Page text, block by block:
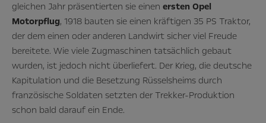
gleichen Jahr präsentierten sie einen ersten Opel
Motorpflug, 1918 bauten sie einen kräftigen 35 PS Traktor,
der dem einen oder anderen Landwirt sicher viel Freude
bereitete. Wie viele Zugmaschinen tatsächlich gebaut
wurden, ist jedoch nicht überliefert. Der Krieg, die deutsche
Kapitulation und die Besetzung Rüsselsheims durch
französische Soldaten setzten der Trekker-Produktion
schon bald darauf ein Ende.